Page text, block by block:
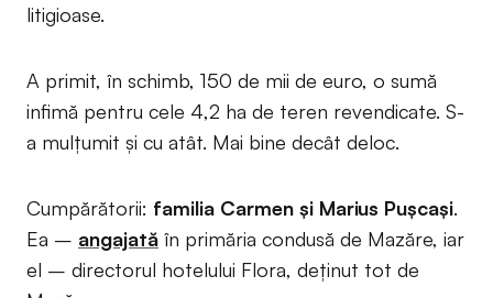
litigioase.
A primit, în schimb, 150 de mii de euro, o sumă
infimă pentru cele 4,2 ha de teren revendicate. S-
a mulțumit și cu atât. Mai bine decât deloc.
Cumpărătorii: familia Carmen și Marius Pușcași.
Ea – angajată în primăria condusă de Mazăre, iar
el – directorul hotelului Flora, deținut tot de